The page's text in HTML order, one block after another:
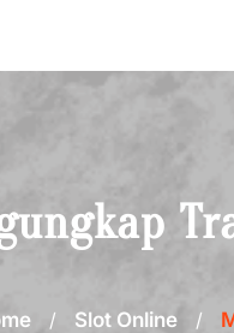
/ Slot Online /